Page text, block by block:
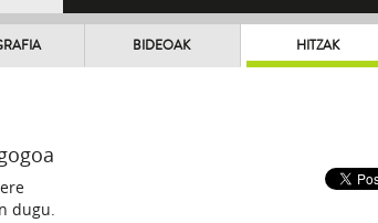
BIDEOAK HITZAK
dugu.